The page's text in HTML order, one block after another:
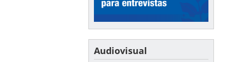
Audiovisual